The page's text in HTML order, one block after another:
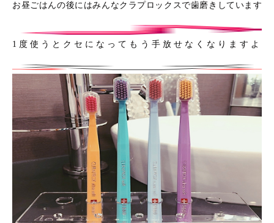
お昼ごはんの後にはみんなクラプロックスで歯磨きしています
1度使うとクセになってもう手放せなくなりますよ